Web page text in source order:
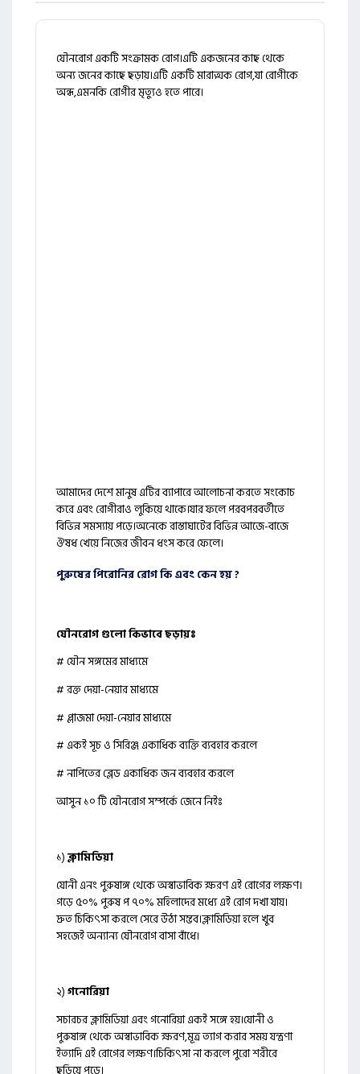
যৌনরোগ একটি সংক্রামক রোগ।এটি একজনের কাছ থেকে
অন্য জনের কাছে ছড়ায়।এটি একটি মারাত্মক রোগ,যা রোগীকে
অন্ধ,এমনকি রোগীর মৃত্যুও হতে পারে।
আমাদের দেশে মানুষ এটির ব্যাপারে আলোচনা করতে সংকোচ
করে এবং রোগীরাও লুকিয়ে থাকে।যার ফলে পরবপরবর্তীতে
বিভিন্ন সমস্যায় পড়ে।অনেকে রাস্তাঘাটের বিভিন্ন আজে-বাজে
ঔষধ খেয়ে নিজের জীবন ধংস করে ফেলে।
পুরুষের পিরোনির রোগ কি এবং কেন হয় ?
যৌনরোগ গুলো কিভাবে ছড়ায়ঃ
# যৌন সঙ্গমের মাধ্যমে
# রক্ত দেয়া-নেয়ার মাধ্যমে
# প্লাজমা দেয়া-নেয়ার মাধ্যমে
# একই সূচ ও সিরিঞ্জ একাধিক ব্যক্তি ব্যবহার করলে
# নাপিতের ব্লেড একাধিক জন ব্যবহার করলে
আসুন ১০ টি যৌনরোগ সম্পর্কে জেনে নিইঃ
১)ক্লামিডিয়া
যোনী এনং পুরুষাঙ্গ থেকে অস্বাভাবিক ক্ষরণ এই রোগের লক্ষণ।
গড়ে ৫০% পুরুষ প ৭০% মহিলাদের মধ্যে এই রোগ দখা যায়।
দ্রুত চিকিৎসা করলে সেরে উঠা সম্ভব।ক্লামিডিয়া হলে খুব
সহজেই অন্যান্য যৌনরোগ বাসা বাঁধে।
২)গনোরিয়া
সচারচর ক্লামিডিয়া এবং গনোরিয়া একই সঙ্গে হয়।যোনী ও
পুরুষাঙ্গ থেকে অস্বাভাবিক ক্ষরণ,মূত্র ত্যাগ করার সময় যন্ত্রণা
ইত্যাদি এই রোগের লক্ষণ।চিকিৎসা না করলে পুরো শরীরে